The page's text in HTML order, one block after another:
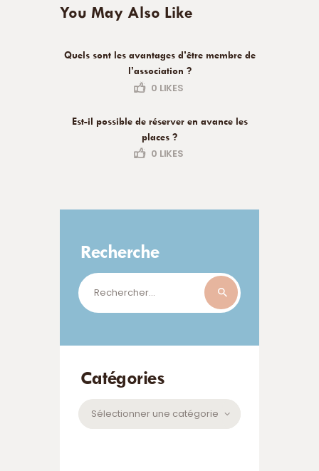
You May Also Like
Quels sont les avantages d’être membre de
l’association ?
0 LIKES
Est-il possible de réserver en avance les
places ?
0 LIKES
Recherche
Rechercher :
Catégories
Catégories